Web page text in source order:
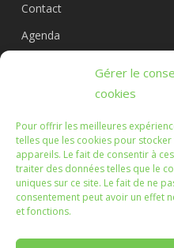
Gérer le
cookies
Pour offrir les meilleures
telles que les cookies pour
appareils. Le fait de consentir à
traiter des données telles que le
uniques sur ce site. Le fait de ne
consentement peut avoir un effet
et fonctions.
Contact
Agenda
Les Randonnées
Que les marches que vous
ensemble, soient l'occasion